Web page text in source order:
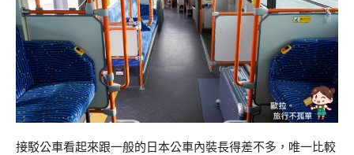
接駁公車看起來跟一般的日本公車內裝長得差不多，唯一比較